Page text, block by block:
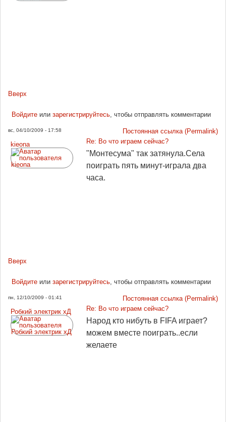
Вверх
Войдитеили зарегистрируйтесь, чтобы отправлять комментарии
вс, 04/10/2009 - 17:58
Постоянная ссылка (Permalink)
kieona
Re: Во что играем сейчас?
"Монтесума" так затянула.Села
поиграть пять минут-играла два
часа.
Вверх
Войдитеили зарегистрируйтесь, чтобы отправлять комментарии
пн, 12/10/2009 - 01:41
Постоянная ссылка (Permalink)
Робкий электрик хД
Re: Во что играем сейчас?
Народ кто нибуть в FIFA играет?
можем вместе поиграть..если
желаете